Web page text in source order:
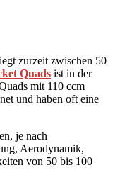
zurzeit zwischen 50
Quads ist in der
mit 110 ccm
und haben oft eine
je nach
Aerodynamik,
von 50 bis 100